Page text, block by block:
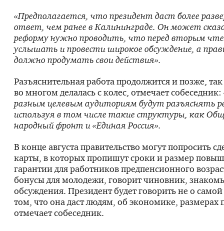
«Предполагается, что президент даст более
ответ, чем ранее в Калининграде. Он может
реформу нужно проводить, что перед вторым
услышать и провести широкое обсуждение, а
должно продумать свои действия».
Разъяснительная работа продолжится и позже,
во многом делалась с колес, отмечает собеседник:
разным целевым аудиториям будут разъяснять
используя в том числе такие структуры, как
народный фронт и «Единая Россия».
В конце августа правительство могут попросить
карты, в которых пропишут сроки и размер
гарантии для работников предпенсионного
бонусы для молодежи, говорит чиновник,
обсуждения. Президент будет говорить не о
том, что она даст людям, об экономике, размерах
отмечает собеседник.